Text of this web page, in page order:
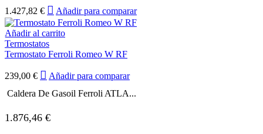
1.427,82 € Añadir para comparar
Añadir al carrito
Termostatos
Termostato Ferroli Romeo W RF
239,00 €
Añadir para comparar
Caldera De Gasoil Ferroli ATLA...
1.876,46 €